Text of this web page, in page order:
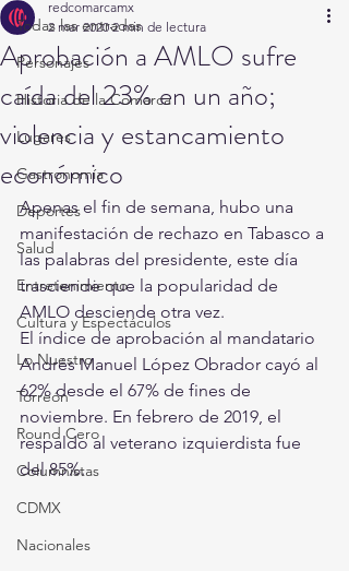
Todas las entradas
Personajes
Historia de la Comarca
Lugares
Gastronomía
Deportes
Salud
Entretenimiento
Cultura y Espectáculos
Lo Nuestro
Torreón
Round Cero
Columnistas
CDMX
Nacionales
Aprobación a AMLO sufre
caída del 23% en un año;
violencia y estancamiento
económico
redcomarcamx
2 mar 2020 2 min de lectura
Apenas el fin de semana, hubo una
manifestación de rechazo en Tabasco a
las palabras del presidente, este día
trasciende que la popularidad de
AMLO desciende otra vez.
El índice de aprobación al mandatario
Andrés Manuel López Obrador cayó al
62% desde el 67% de fines de
noviembre. En febrero de 2019, el
respaldo al veterano izquierdista fue
del 85%.